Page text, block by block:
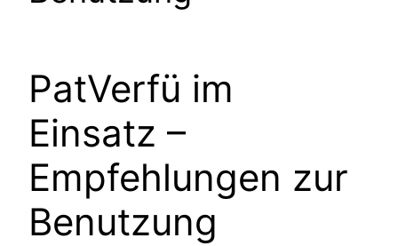
PatVerfü im
Einsatz –
Empfehlungen zur
Benutzung